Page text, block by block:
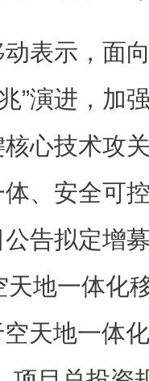
示，面向
”演进，加
心技术攻
、安全可
告拟定增
地一体化
天地一体